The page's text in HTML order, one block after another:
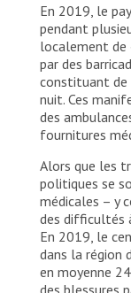
En 2019, le
pendant
localement de
par des
constituant de
nuit. Ces
des
fournitures
Alors que les
politiques se
médicales – y
des difficultés
En 2019, le
dans la région
en moyenne
des blessures